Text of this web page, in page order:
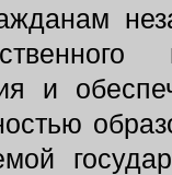
и